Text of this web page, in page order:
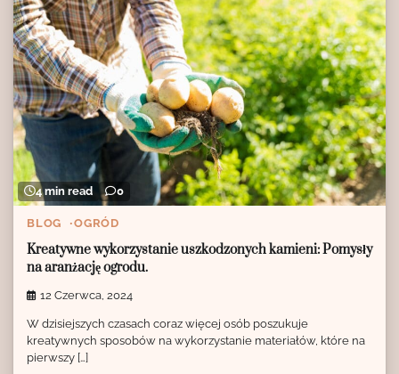
4 min read 0
BLOG OGRÓD
Kreatywne wykorzystanie uszkodzonych kamieni: Pomysły
na aranżację ogrodu.
12 Czerwca, 2024
W dzisiejszych czasach coraz więcej osób poszukuje
kreatywnych sposobów na wykorzystanie materiałów, które na
pierwszy […]